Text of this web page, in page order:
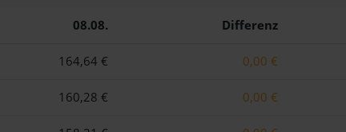
08.08. Differenz
164,64 € 0,00 €
160,28 € 0,00 €